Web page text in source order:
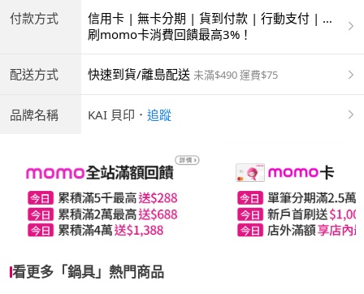
付款方式
信用卡 | 無卡分期 | 貨到付款 | 行動支付 | 超
商付款 | ATM | 銀聯卡
刷momo卡消費回饋最高3%！
配送方式 快速到貨/離島配送 未滿$490 運費$75
品牌名稱 KAI 貝印 ． 追蹤
看更多「鍋具」熱門商品